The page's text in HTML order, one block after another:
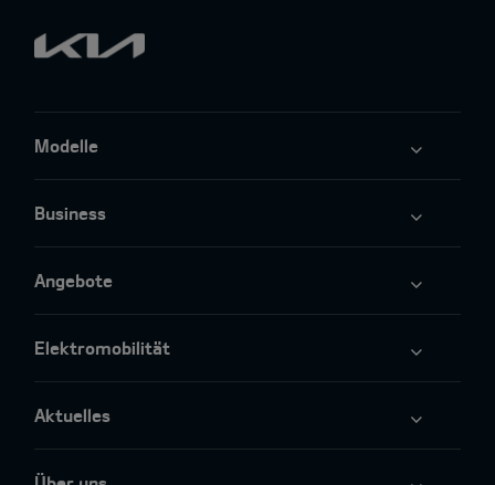
Modelle
Business
Angebote
Elektromobilität
Aktuelles